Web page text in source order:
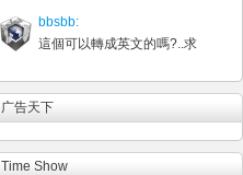
bbsbb:
這個可以轉成英文的嗎?..求
广告天下
Time Show